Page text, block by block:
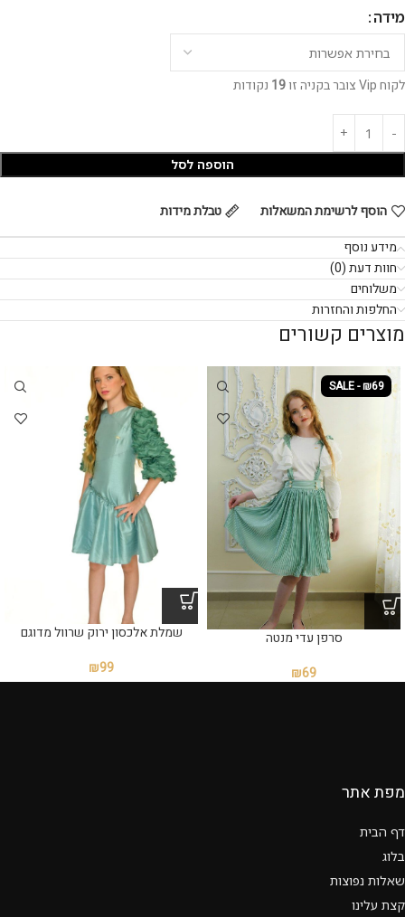
מידה
לקוח Vip צובר בקניה זו 19 נקודות
הוספה לסל
הוסף לרשימת המשאלות
טבלת מידות
מידע נוסף
חוות דעת (0)
משלוחים
החלפות והחזרות
מוצרים קשורים
SALE - ₪69
סרפן עדי מנטה
₪69
שמלת אלכסון ירוק שרוול מדוגם
₪99
מפת אתר
דף הבית
בלוג
שאלות נפוצות
קצת עלינו